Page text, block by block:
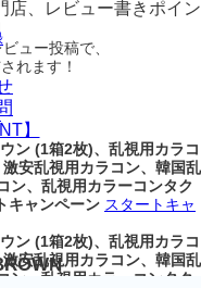
店、レビュー書きポイン
ュー投稿で、
れます！
】
ン (1箱2枚)、乱視用カラコ
安乱視用カラコン、韓国乱
ン、乱視用カラーコンタク
キャンペーン スタートキャ
ン (1箱2枚)、乱視用カラコ
安乱視用カラコン、韓国乱
ン、乱視用カラーコンタク